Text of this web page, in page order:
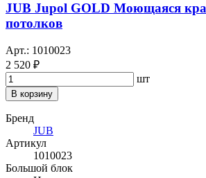
JUB Jupol GOLD Моющаяся
потолков
Арт.: 1010023
2 520 ₽
шт
В корзину
Бренд
JUB
Артикул
1010023
Большой блок